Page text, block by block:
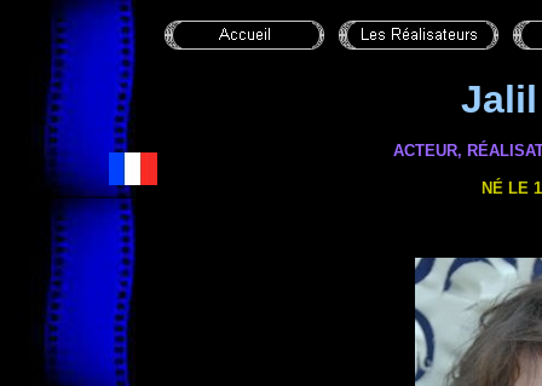
Jalil
ACTEUR,
NÉ LE